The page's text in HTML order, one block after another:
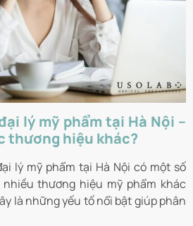
lý mỹ phẩm tại Hà Nội –
thương hiệu khác?
lý mỹ phẩm tại Hà Nội có một số
thương hiệu mỹ phẩm khác
là những yếu tố nổi bật giúp phân